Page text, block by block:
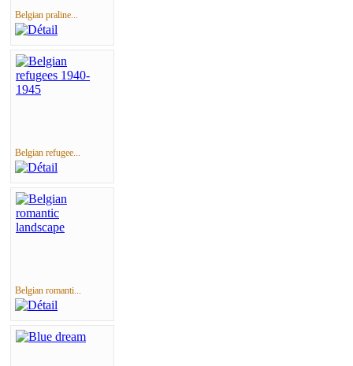
Belgian praline...
Belgian refugee...
Belgian romanti...